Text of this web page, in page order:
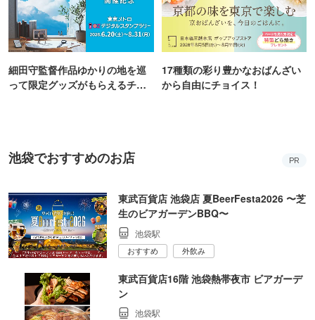
細田守監督作品ゆかりの地を巡
って限定グッズがもらえるチャ
17種類の彩り豊かなおばんざい
から自由にチョイス！
池袋でおすすめのお店 PR
東武百貨店 池袋店 夏BeerFesta2026 〜芝
生のビアガーデンBBQ〜
池袋駅
おすすめ 外飲み
東武百貨店16階 池袋熱帯夜市 ビアガーデ
ン
池袋駅